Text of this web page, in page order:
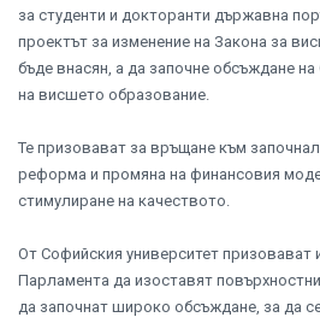
за студенти и докторанти държавна
проектът за изменение на Закона за
бъде внасян, а да започне обсъждане на
на висшето образование.
Те призовават за връщане към
реформа и промяна на финансовия
стимулиране на качеството.
От Софийския университет призовават
Парламента да изоставят
да започнат широко обсъждане, за да